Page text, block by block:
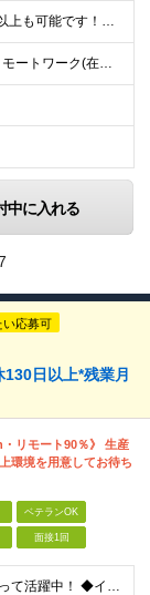
≪完全未経験でも月給40万円以上も可能です！≫ -------------- 【1】ITエンジニア 月給26万円～50万円＋プロジェクト手当＋資格手当 【2】IT事務、営業事務 月給26万円～50万
＼全国から在宅ワークOK／ リモートワーク(在宅勤務)or東京本社、大阪支社、または東京23区、大阪のお客様先での勤務 ★転勤はありません ★希望をもとに配属先を決定します ★リモートワーク率5割
中に入れる
い応募可
日以上*残業月
・リモート90％》 生産
環境を用意してお待ち
ベテランOK
面接1回
＊30代・40代前半が中心となって活躍中！ ◆インフラ（サーバー・ネットワーク・クラウド等）の設計、構築、テストいずれかの実務経験3年以上 ◆学歴不問 ★求める人物像： ◎他責ではなく、自身のキャ